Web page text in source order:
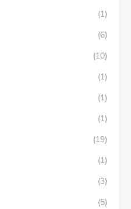
(1)
(6)
(10)
(1)
(1)
(1)
(19)
(1)
(3)
(5)